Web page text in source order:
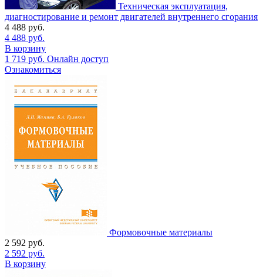
Техническая эксплуатация,
диагностирование и ремонт двигателей внутреннего сгорания
4 488 руб.
4 488 руб.
В корзину
1 719 руб. Онлайн доступ
Ознакомиться
Формовочные материалы
2 592 руб.
2 592 руб.
В корзину